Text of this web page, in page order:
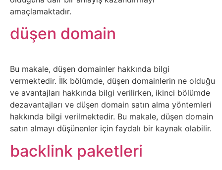
Mobil
Müzik
Nft
Oyun
Projeler
ve
Fikirler
amaçlamaktadır.
düşen domain
Bu makale, düşen domainler hakkında bilgi
vermektedir. İlk bölümde, düşen domainlerin ne olduğu
ve avantajları hakkında bilgi verilirken, ikinci bölümde
dezavantajları ve düşen domain satın alma yöntemleri
hakkında bilgi verilmektedir. Bu makale, düşen domain
satın almayı düşünenler için faydalı bir kaynak olabilir.
backlink paketleri